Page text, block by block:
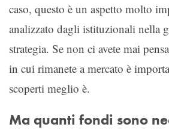
caso, questo è un aspetto molto
analizzato dagli istituzionali nella
strategia. Se non ci avete mai
in cui rimanete a mercato è
scoperti meglio è.
Ma quanti fondi sono